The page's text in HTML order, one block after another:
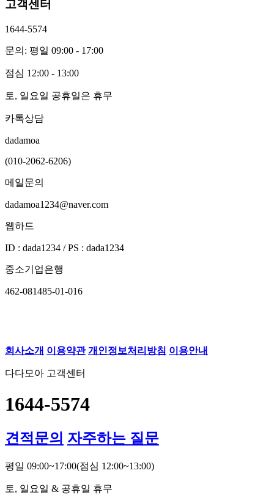
고객센터
1644-5574
문의: 평일 09:00 - 17:00
점심 12:00 - 13:00
토, 일요일 공휴일은 휴무
카톡상담
dadamoa
(010-2062-6206)
메일문의
dadamoa1234@naver.com
웹하드
ID : dada1234 / PS : dada1234
중소기업은행
462-081485-01-016
회사소개 이용약관 개인정보처리방침 이용안내
다다모아 고객센터
1644-5574
견적문의 자주하는 질문
평일 09:00~17:00(점심 12:00~13:00)
토, 일요일 & 공휴일 휴무